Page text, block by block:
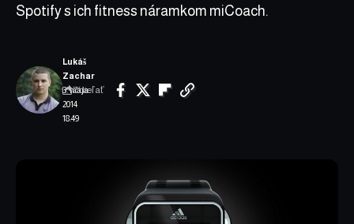
Spotify s ich fitness náramkom miCoach.
3. mája
2014
18:49
Lukáš
Zachar
Zdieľať